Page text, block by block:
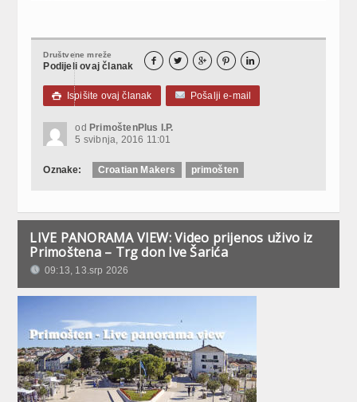
Društvene mreže
Podijeli ovaj članak     
 Ispišite ovaj članak Pošalji e-mail
od PrimoštenPlus I.P.
5 svibnja, 2016 11:01
Oznake: Croatian Makers primošten
LIVE PANORAMA VIEW: Video prijenos uživo iz
Primoštena – Trg don Ive Šarića
09:13, 13.srp 2026